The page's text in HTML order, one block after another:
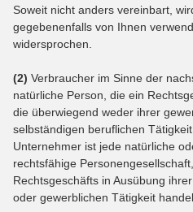
Soweit nicht anders vereinbart,
gegebenenfalls von Ihnen
widersprochen.
(2) Verbraucher im Sinne der
natürliche Person, die ein
die überwiegend weder ihrer
selbständigen beruflichen
Unternehmer ist jede natürliche
rechtsfähige
Rechtsgeschäfts in Ausübung
oder gewerblichen Tätigkeit